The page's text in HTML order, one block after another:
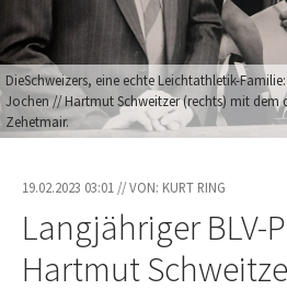
DieSchweizers, eine echte Leichtathletik-
Jochen // Hartmut Schweitzer (rechts) mit dem
Zehetmair.
19.02.2023 03:01 // VON: KURT RING
Langjähriger BLV-
Hartmut